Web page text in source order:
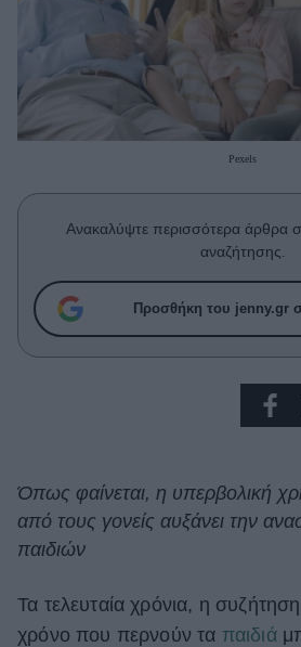
Working Girl
Real Women
Πρόσωπα
Celebrities
Συνεντεύξεις
True Stories
Ask the Guru
Success Stories
Deco
Cooking
Αφιερώματα
Pexels
Ανακαλύψτε περισσότερα άρθρα
αναζήτησης.
Προσθήκη του jenny.gr
Όπως φαίνεται, η υπερβολική
από τους γονείς αυξάνει την
παιδιών
Τα τελευταία χρόνια, η
χρόνο που περνούν τα παιδιά